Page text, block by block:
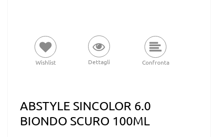
Wishlist Dettagli Confronta
ABSTYLE SINCOLOR 6.0
BIONDO SCURO 100ML